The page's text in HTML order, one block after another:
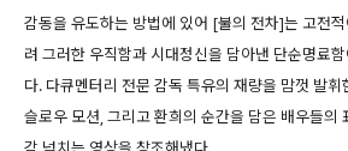
감동을 유도하는 방법에 있어 [불의 전차]는 고전
려 그러한 우직함과 시대정신을 담아낸 단순명료
다. 다큐멘터리 전문 감독 특유의 재량을 맘껏 발
슬로우 모션, 그리고 환희의 순간을 담은 배우들의
감 넘치는 영상을 창조해냈다.